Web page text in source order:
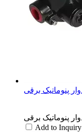
Add to Inquiry